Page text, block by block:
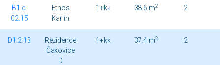
B1.c-
02.15
Ethos
Karlín
1+kk 38.6 m2 2
D1.2.13
Rezidence
Čakovice
D
1+kk 37.4 m2 2